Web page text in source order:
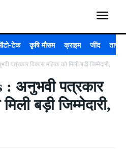
टेक कृषि मौसम क्राइम जींद ताजा
पत्रकार विकास मलिक को मिली बड़ी जिम्मेदारी,
अनुभवी पत्रकार
बड़ी जिम्मेदारी,